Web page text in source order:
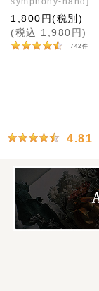
1,800円(税別)
(税込 1,980 円)
742 件
4.81